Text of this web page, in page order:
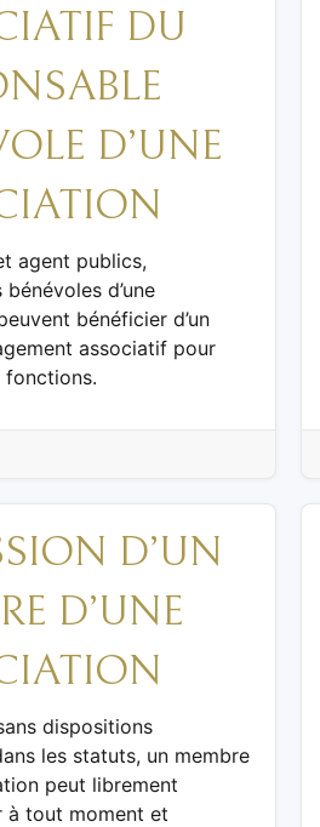
DU
D’UNE
agent publics,
d’une
bénéficier d’un
associatif pour
fonctions.
D’UN
D’UNE
dispositions
les statuts, un membre
peut librement
à tout moment et